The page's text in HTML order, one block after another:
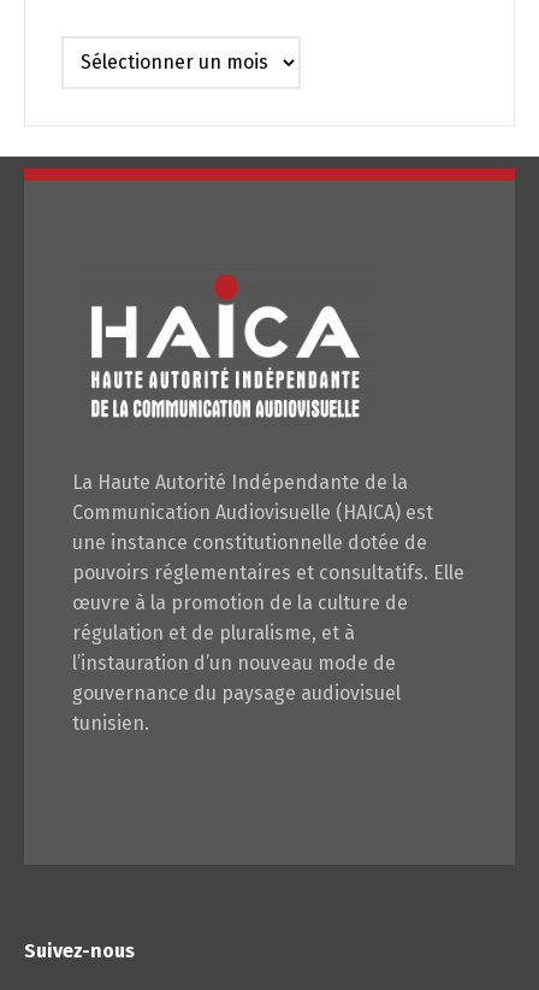
Archives
La Haute Autorité Indépendante de la
Communication Audiovisuelle (HAICA) est
une instance constitutionnelle dotée de
pouvoirs réglementaires et consultatifs. Elle
œuvre à la promotion de la culture de
régulation et de pluralisme, et à
l’instauration d’un nouveau mode de
gouvernance du paysage audiovisuel
tunisien.
Suivez-nous